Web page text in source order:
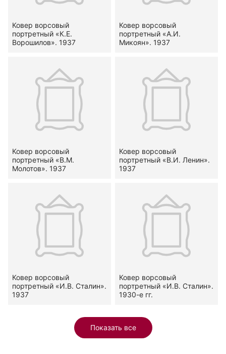
Ковер ворсовый
портретный «К.Е.
Ворошилов». 1937
Ковер ворсовый
портретный «А.И.
Микоян». 1937
Ковер ворсовый
портретный «В.М.
Молотов». 1937
Ковер ворсовый
портретный «В.И. Ленин».
1937
Ковер ворсовый
портретный «И.В. Сталин».
1937
Ковер ворсовый
портретный «И.В. Сталин».
1930-е гг.
Показать все